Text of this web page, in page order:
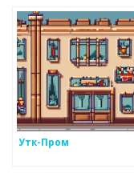
Утк-Пром